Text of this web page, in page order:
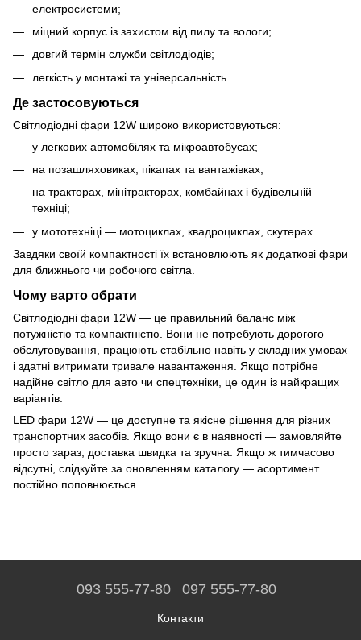
електросистеми;
міцний корпус із захистом від пилу та вологи;
довгий термін служби світлодіодів;
легкість у монтажі та універсальність.
Де застосовуються
Світлодіодні фари 12W широко використовуються:
у легкових автомобілях та мікроавтобусах;
на позашляховиках, пікапах та вантажівках;
на тракторах, мінітракторах, комбайнах і будівельній
техніці;
у мототехніці — мотоциклах, квадроциклах, скутерах.
Завдяки своїй компактності їх встановлюють як додаткові фари
для ближнього чи робочого світла.
Чому варто обрати
Світлодіодні фари 12W — це правильний баланс між
потужністю та компактністю. Вони не потребують дорогого
обслуговування, працюють стабільно навіть у складних умовах
і здатні витримати тривале навантаження. Якщо потрібне
надійне світло для авто чи спецтехніки, це один із найкращих
варіантів.
LED фари 12W — це доступне та якісне рішення для різних
транспортних засобів. Якщо вони є в наявності — замовляйте
просто зараз, доставка швидка та зручна. Якщо ж тимчасово
відсутні, слідкуйте за оновленням каталогу — асортимент
постійно поповнюється.
093 555-77-80 097 555-77-80
Контакти